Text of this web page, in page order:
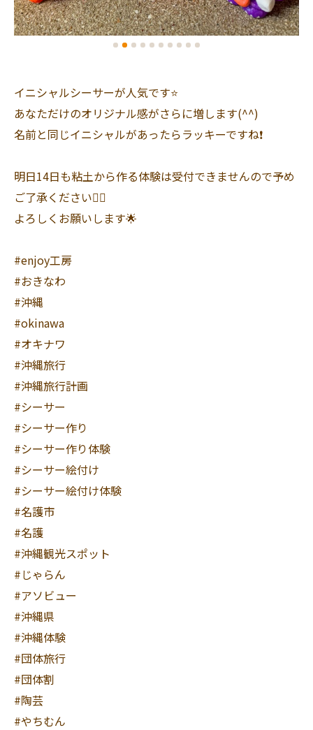
イニシャルシーサーが人気です⭐️
あなただけのオリジナル感がさらに増します(^^)
名前と同じイニシャルがあったらラッキーですね❗️
明日14日も粘土から作る体験は受付できませんので予め
ご了承ください🙇‍♀️
よろしくお願いします🌟
#enjoy工房
#おきなわ
#沖縄
#okinawa
#オキナワ
#沖縄旅行
#沖縄旅行計画
#シーサー
#シーサー作り
#シーサー作り体験
#シーサー絵付け
#シーサー絵付け体験
#名護市
#名護
#沖縄観光スポット
#じゃらん
#アソビュー
#沖縄県
#沖縄体験
#団体旅行
#団体割
#陶芸
#やちむん